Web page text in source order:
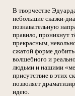
В творчестве
небольшие сказки-
познавательную
правило, проникнут
прекрасным,
сжатой форме
волшебного и
людьми и нашими
присутствие в этих
позволяет
идею.